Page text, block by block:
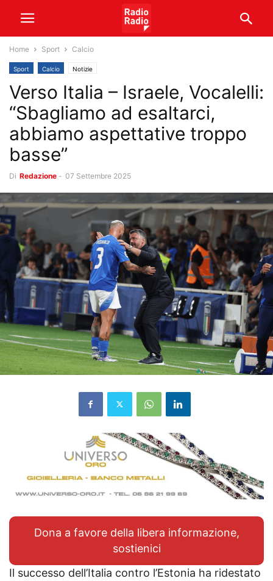
Home Sport Calcio
Sport Calcio Notizie
Verso Italia – Israele, Vocalelli:
“Sbagliamo ad esaltarci,
abbiamo aspettative troppo
basse”
Di Redazione - 07 Settembre 2025
Dona a favore della libera informazione,
sostienici
Il successo dell’Italia contro l’Estonia ha ridestato